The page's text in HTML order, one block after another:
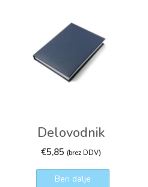
Delovodnik
€5,85 (brez DDV)
Beri dalje